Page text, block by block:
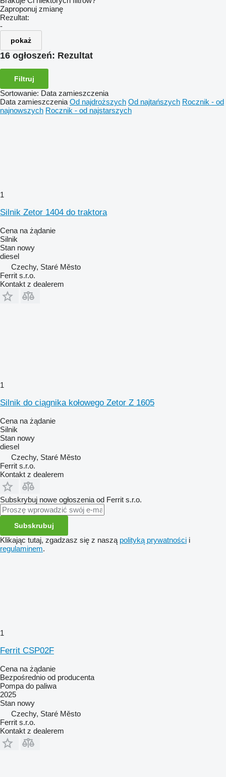
Zaproponuj zmianę
Rezultat:
-
pokaż
16 ogłoszeń: Rezultat
Filtruj
Sortowanie: Data zamieszczenia
Data zamieszczenia Od najdroższych Od najtańszych Rocznik - od
najnowszych Rocznik - od najstarszych
1
Silnik Zetor 1404 do traktora
Cena na żądanie
Silnik
Stan nowy
diesel
Czechy, Staré Město
Ferrit s.r.o.
Kontakt z dealerem
1
Silnik do ciągnika kołowego Zetor Z 1605
Cena na żądanie
Silnik
Stan nowy
diesel
Czechy, Staré Město
Ferrit s.r.o.
Kontakt z dealerem
Subskrybuj nowe ogłoszenia od Ferrit s.r.o.
Subskrubuj
Klikając tutaj, zgadzasz się z naszą polityką prywatności i
regulaminem.
1
Ferrit CSP02F
Cena na żądanie
Bezpośrednio od producenta
Pompa do paliwa
2025
Stan nowy
Czechy, Staré Město
Ferrit s.r.o.
Kontakt z dealerem